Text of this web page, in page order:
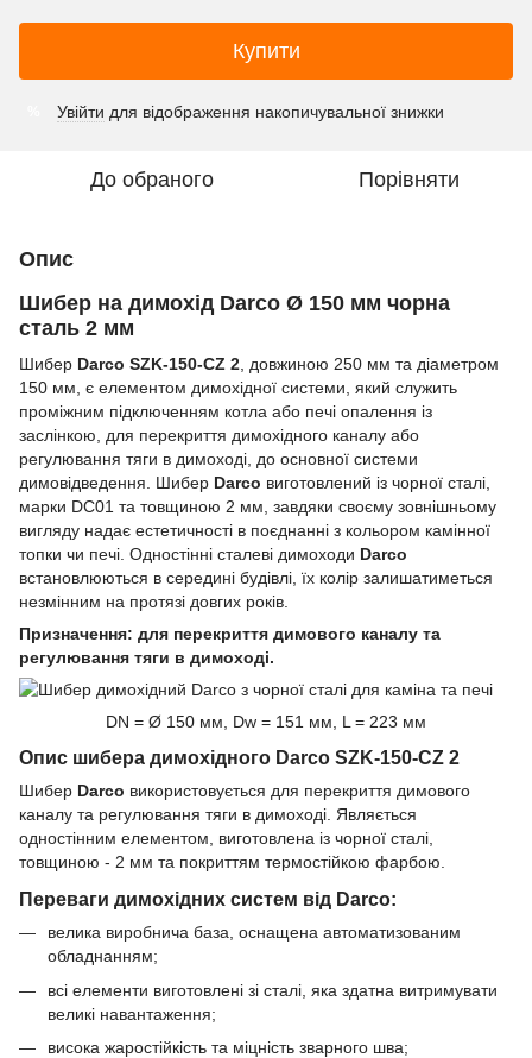
Купити
Увійти для відображення накопичувальної знижки
До обраного Порівняти
Опис
Шибер на димохід Darco Ø 150 мм чорна
сталь 2 мм
Шибер Darco SZK-150-CZ 2 , довжиною 250 мм та діаметром
150 мм, є елементом димохідної системи, який служить
проміжним підключенням котла або печі опалення із
заслінкою, для перекриття димохідного каналу або
регулювання тяги в димоході, до основної системи
димовідведення. Шибер Darco виготовлений із чорної сталі,
марки DC01 та товщиною 2 мм, завдяки своєму зовнішньому
вигляду надає естетичності в поєднанні з кольором камінної
топки чи печі. Одностінні сталеві димоходи Darco
встановлюються в середині будівлі, їх колір залишатиметься
незмінним на протязі довгих років.
Призначення: для перекриття димового каналу та
регулювання тяги в димоході.
DN = Ø 150 мм, Dw = 151 мм, L = 223 мм
Опис шибера димохідного Darco SZK-150-CZ 2
Шибер Darco використовується для перекриття димового
каналу та регулювання тяги в димоході. Являється
одностінним елементом, виготовлена із чорної сталі,
товщиною - 2 мм та покриттям термостійкою фарбою.
Переваги димохідних систем від Darco:
велика виробнича база, оснащена автоматизованим
обладнанням;
всі елементи виготовлені зі сталі, яка здатна витримувати
великі навантаження;
висока жаростійкість та міцність зварного шва;